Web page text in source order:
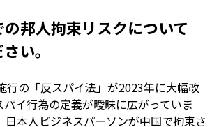
邦人拘束リスクについて
い。
行の「反スパイ法」が2023年に大幅改
イ行為の定義が曖昧に広がっていま
日本人ビジネスパーソンが中国で拘束さ